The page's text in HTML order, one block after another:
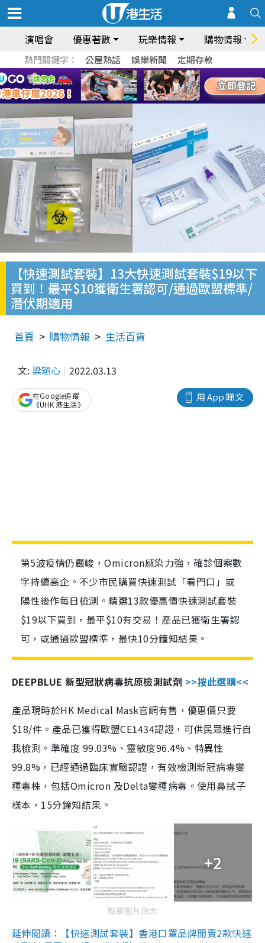
演唱會 優惠著數 玩樂情報 購物情報
熱門關鍵字： 公屋熱話 娛樂新聞 定期存款
【快速測試套裝】13大快速測試套裝$19以下
買到！最平$10獲衛生署認可/通過歐盟標準/
潛伏期適用
首頁 購物情報 生活百貨
文: 梁穎心 2022.03.13
用 App 睇文
在Google追蹤
《UHK 港生活》
第5波疫情仍嚴峻，Omicron感染力強，確診個案數
字持續高企。不少市民購買快速測試「看門口」或
陽性後作每日檢測。精選13款優惠價快速測試套裝
$19以下買到，最平$10有交易！產品已獲衛生署認
可，或通過歐盟標準，最快10分鐘知結果。
DEEPBLUE 新型冠狀病毒抗原檢測試劑 >>按此選購<<
產品現時於HK Medical Mask官網有售，優惠價只要
$18/件。產品已獲得歐盟CE1434認證，可供民眾進行自
我檢測。準確度 99.03%、靈敏度96.4%、特異性
99.8%，已經通過臨床實驗認證，有效檢測新冠病毒變
種毒株，包括Omicron 及Delta變種病毒。使用鼻拭子
樣本，15分鐘知結果。
+2
點擊圖片放大
延伸閱讀：【快速測試套裝】香港口罩品牌開賣2款快速